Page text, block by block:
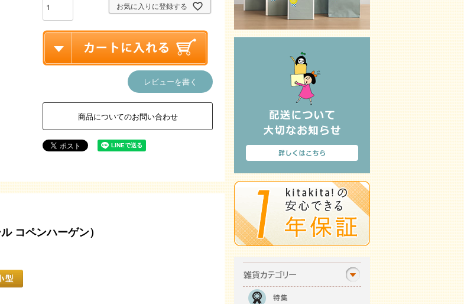
お気に入りに登録する
レビューを書く
商品についてのお問い合わせ
コペンハーゲン）